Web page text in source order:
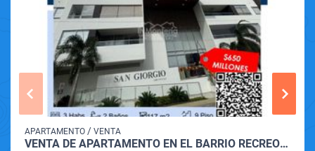
APARTAMENTO / VENTA
VENTA DE APARTAMENTO EN EL BARRIO RECREO DE MONTERIA